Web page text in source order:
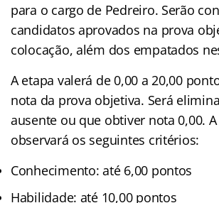
para o cargo de Pedreiro. Serão
candidatos aprovados na prova
colocação, além dos empatados
A etapa valerá de 0,00 a 20,00
nota da prova objetiva. Será
ausente ou que obtiver nota 0,00.
observará os seguintes critérios:
Conhecimento: até 6,00 pontos
Habilidade: até 10,00 pontos